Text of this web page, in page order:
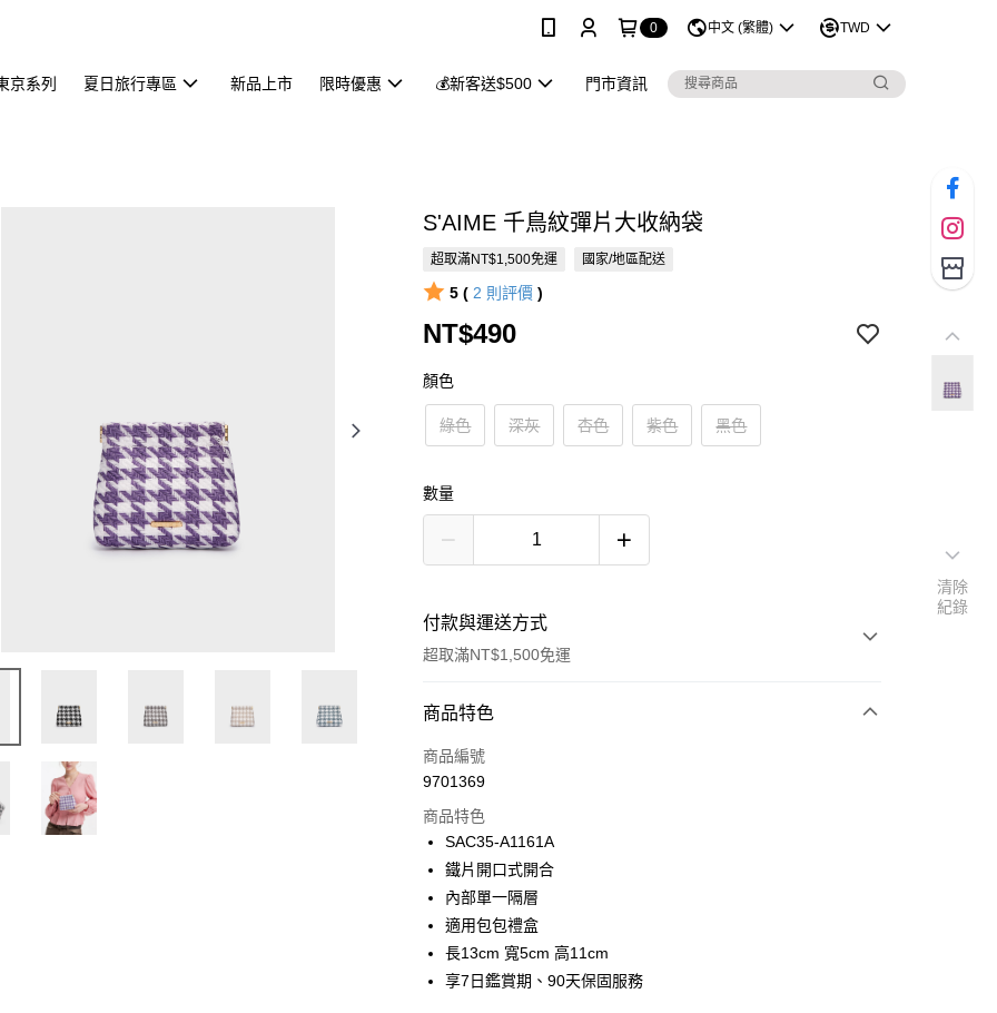
0 中文 (繁體) TWD
京系列 夏日旅行專區 新品上市 限時優惠 💰新客送$500 門市資訊
S'AIME 千鳥紋彈片大收納袋
超取滿NT$1,500免運 國家/地區配送
5 ( 2 則評價 )
NT$490
顏色
綠色 深灰 杏色 紫色 黑色
數量
付款與運送方式
超取滿NT$1,500免運
付款方式
信用卡一次付款
LINE Pay
Apple Pay
街口支付
悠遊付
商品特色
商品編號
9701369
商品特色
SAC35-A1161A
鐵片開口式開合
內部單一隔層
適用包包禮盒
長13cm 寬5cm 高11cm
享7日鑑賞期、90天保固服務
清除
紀錄